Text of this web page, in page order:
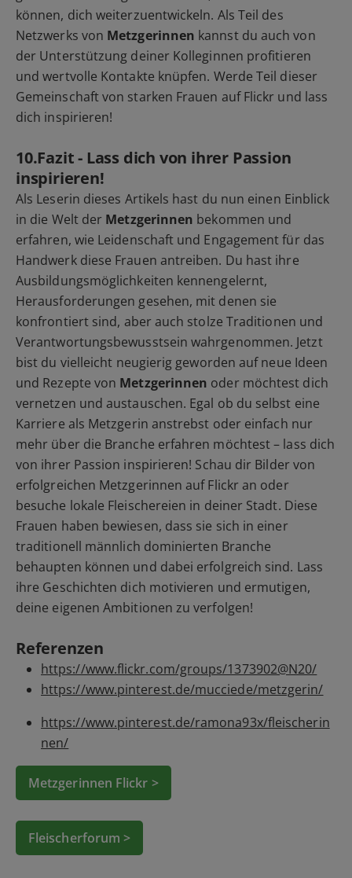
können, dich weiterzuentwickeln. Als Teil des
Netzwerks von Metzgerinnen kannst du auch von
der Unterstützung deiner Kolleginnen profitieren
und wertvolle Kontakte knüpfen. Werde Teil dieser
Gemeinschaft von starken Frauen auf Flickr und lass
dich inspirieren!
10.Fazit - Lass dich von ihrer Passion
inspirieren!
Als Leserin dieses Artikels hast du nun einen Einblick
in die Welt der Metzgerinnen bekommen und
erfahren, wie Leidenschaft und Engagement für das
Handwerk diese Frauen antreiben. Du hast ihre
Ausbildungsmöglichkeiten kennengelernt,
Herausforderungen gesehen, mit denen sie
konfrontiert sind, aber auch stolze Traditionen und
Verantwortungsbewusstsein wahrgenommen. Jetzt
bist du vielleicht neugierig geworden auf neue Ideen
und Rezepte von Metzgerinnen oder möchtest dich
vernetzen und austauschen. Egal ob du selbst eine
Karriere als Metzgerin anstrebst oder einfach nur
mehr über die Branche erfahren möchtest – lass dich
von ihrer Passion inspirieren! Schau dir Bilder von
erfolgreichen Metzgerinnen auf Flickr an oder
besuche lokale Fleischereien in deiner Stadt. Diese
Frauen haben bewiesen, dass sie sich in einer
traditionell männlich dominierten Branche
behaupten können und dabei erfolgreich sind. Lass
ihre Geschichten dich motivieren und ermutigen,
deine eigenen Ambitionen zu verfolgen!
Referenzen
https://www.flickr.com/groups/1373902@N20/
https://www.pinterest.de/mucciede/metzgerin/
https://www.pinterest.de/ramona93x/fleischerin
nen/
Metzgerinnen Flickr >
Fleischerforum >